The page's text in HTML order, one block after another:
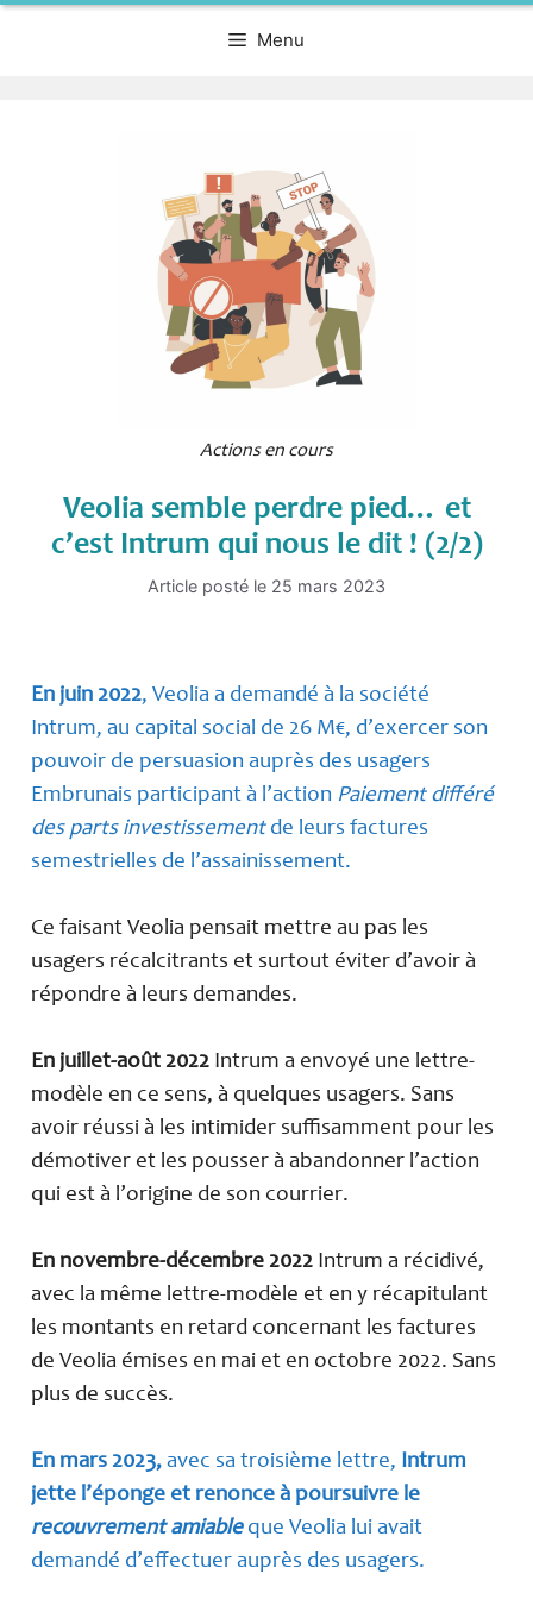
Menu
Actions en cours
Veolia semble perdre pied… et
c’est Intrum qui nous le dit ! (2/2)
Article posté le 25 mars 2023
En juin 2022, Veolia a demandé à la société
Intrum, au capital social de 26 M€, d’exercer son
pouvoir de persuasion auprès des usagers
Embrunais participant à l’action Paiement différé
des parts investissement de leurs factures
semestrielles de l’assainissement.
Ce faisant Veolia pensait mettre au pas les
usagers récalcitrants et surtout éviter d’avoir à
répondre à leurs demandes.
En juillet-août 2022Intrum a envoyé une lettre-
modèle en ce sens, à quelques usagers. Sans
avoir réussi à les intimider suffisamment pour les
démotiver et les pousser à abandonner l’action
qui est à l’origine de son courrier.
En novembre-décembre 2022Intrum a récidivé,
avec la même lettre-modèle et en y récapitulant
les montants en retard concernant les factures
de Veolia émises en mai et en octobre 2022. Sans
plus de succès.
En mars 2023,avec sa troisième lettre, Intrum
jette l’éponge et renonce à poursuivre le
recouvrement amiable que Veolia lui avait
demandé d’effectuer auprès des usagers.